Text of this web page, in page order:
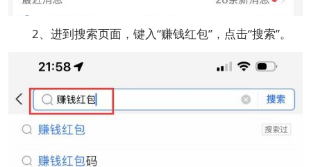
2、进到搜索页面，键入“赚钱红包”，点击“搜索”。